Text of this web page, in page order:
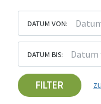
DATUM VON:
DATUM BIS:
FILTER